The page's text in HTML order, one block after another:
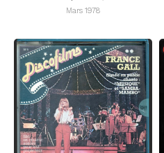
Mars 1978